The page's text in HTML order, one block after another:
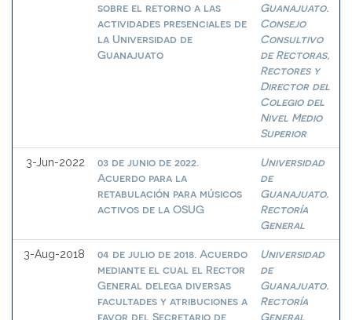
sobre el retorno a las
actividades presenciales de
la Universidad de
Guanajuato
Guanajuato.
Consejo
Consultivo
de Rectoras,
Rectores y
Director del
Colegio del
Nivel Medio
Superior
3-Jun-2022
03 de junio de 2022.
Acuerdo para la
retabulación para músicos
activos de la OSUG
Universidad
de
Guanajuato.
Rectoría
General
3-Aug-2018
04 de julio de 2018. Acuerdo
mediante el cual el Rector
General delega diversas
facultades y atribuciones a
favor del Secretario de
Universidad
de
Guanajuato.
Rectoría
General